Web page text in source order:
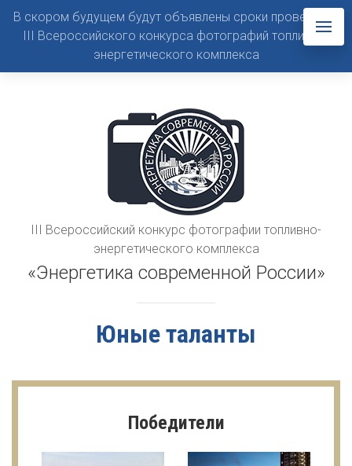
В скором будущем будут объявлены сроки проведения
III Всероссийского конкурса фотографий топливно-
энергетического комплекса
III Всероссийский конкурс фотографии топливно-
энергетического комплекса
«Энергетика современной России»
Юные таланты
Победители